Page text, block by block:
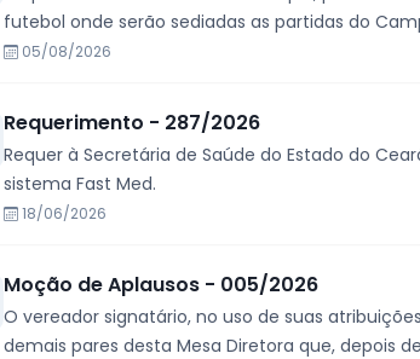
futebol onde serão sediadas as partidas do
05/08/2026
Requerimento - 287/2026
Requer à Secretária de Saúde do Estado do
sistema Fast Med.
18/06/2026
Moção de Aplausos - 005/2026
O vereador signatário, no uso de suas
demais pares desta Mesa Diretora que, depois